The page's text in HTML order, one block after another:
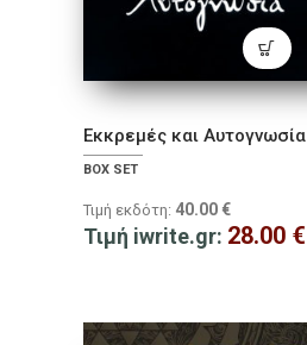
Εκκρεμές και Αυτογνωσία
BOX SET
Τιμή εκδότη: 40.00 €
Τιμή iwrite.gr: 28.00 €